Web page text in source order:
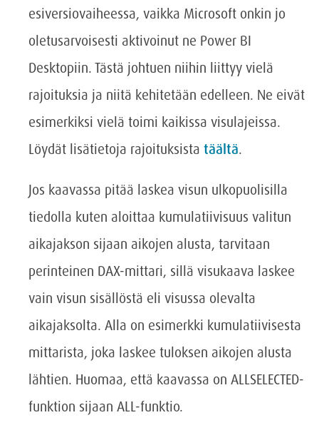
esiversiovaiheessa, vaikka Microsoft onkin jo
oletusarvoisesti aktivoinut ne Power BI
Desktopiin. Tästä johtuen niihin liittyy vielä
rajoituksia ja niitä kehitetään edelleen. Ne eivät
esimerkiksi vielä toimi kaikissa visulajeissa.
Löydät lisätietoja rajoituksista täältä.
Jos kaavassa pitää laskea visun ulkopuolisilla
tiedolla kuten aloittaa kumulatiivisuus valitun
aikajakson sijaan aikojen alusta, tarvitaan
perinteinen DAX-mittari, sillä visukaava laskee
vain visun sisällöstä eli visussa olevalta
aikajaksolta. Alla on esimerkki kumulatiivisesta
mittarista, joka laskee tuloksen aikojen alusta
lähtien. Huomaa, että kaavassa on ALLSELECTED-
funktion sijaan ALL-funktio.